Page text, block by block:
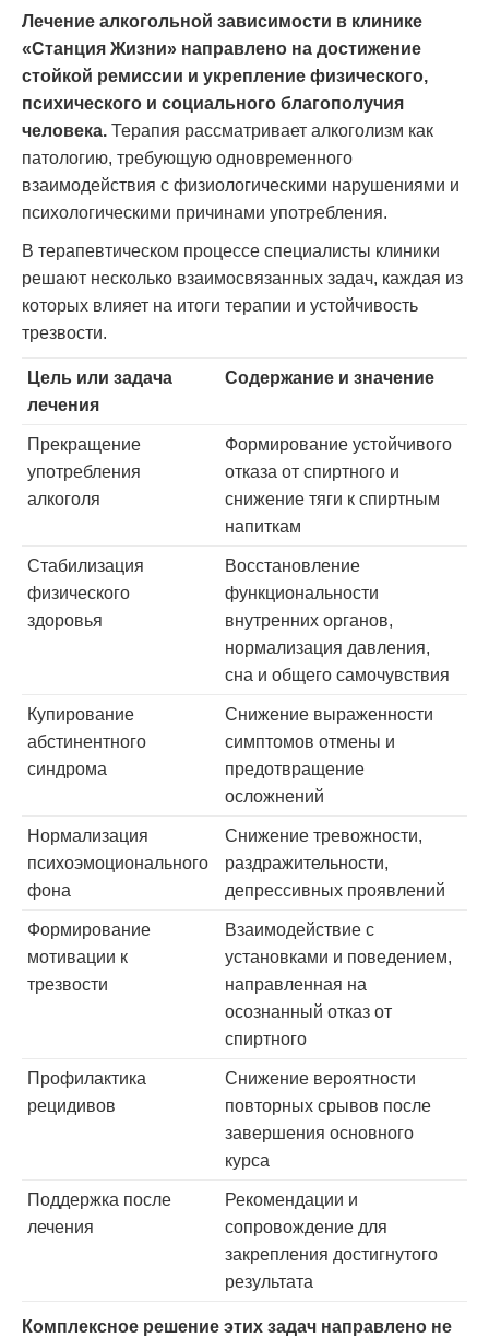
Лечение алкогольной зависимости в клинике
«Станция Жизни» направлено на достижение
стойкой ремиссии и укрепление физического,
психического и социального благополучия
человека. Терапия рассматривает алкоголизм как
патологию, требующую одновременного
взаимодействия с физиологическими нарушениями и
психологическими причинами употребления.
В терапевтическом процессе специалисты клиники
решают несколько взаимосвязанных задач, каждая из
которых влияет на итоги терапии и устойчивость
трезвости.
Цель или задача
лечения
Содержание и значение
Прекращение
употребления
алкоголя
Формирование устойчивого
отказа от спиртного и
снижение тяги к спиртным
напиткам
Стабилизация
физического
здоровья
Восстановление
функциональности
внутренних органов,
нормализация давления,
сна и общего самочувствия
Купирование
абстинентного
синдрома
Снижение выраженности
симптомов отмены и
предотвращение
осложнений
Нормализация
психоэмоционального
фона
Снижение тревожности,
раздражительности,
депрессивных проявлений
Формирование
мотивации к
трезвости
Взаимодействие с
установками и поведением,
направленная на
осознанный отказ от
спиртного
Профилактика
рецидивов
Снижение вероятности
повторных срывов после
завершения основного
курса
Поддержка после
лечения
Рекомендации и
сопровождение для
закрепления достигнутого
результата
Комплексное решение этих задач направлено не